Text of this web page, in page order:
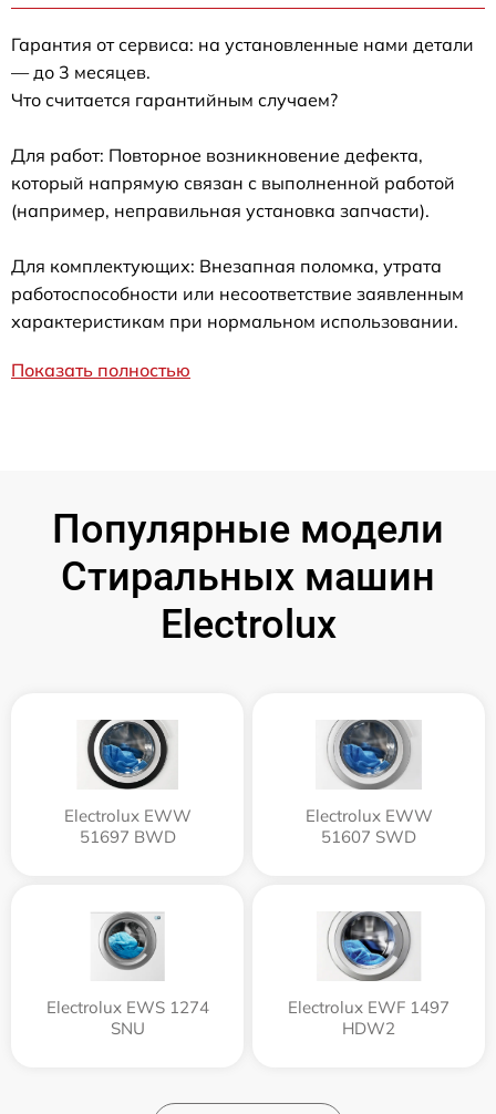
Гарантия от сервиса: на установленные нами детали
— до 3 месяцев.
Что считается гарантийным случаем?
Для работ: Повторное возникновение дефекта,
который напрямую связан с выполненной работой
(например, неправильная установка запчасти).
Для комплектующих: Внезапная поломка, утрата
работоспособности или несоответствие заявленным
характеристикам при нормальном использовании.
Показать полностью
Популярные модели
Стиральных машин
Electrolux
Electrolux EWW
51697 BWD
Electrolux EWW
51607 SWD
Electrolux EWS 1274
SNU
Electrolux EWF 1497
HDW2